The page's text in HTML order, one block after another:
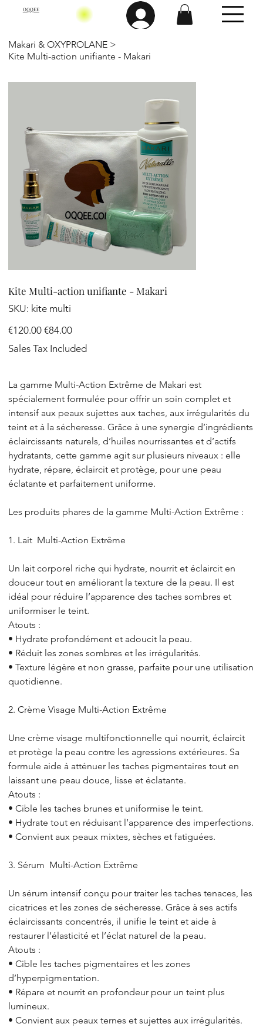
OQQEE
Makari & OXYPROLANE >
Kite Multi-action unifiante - Makari
Kite Multi-action unifiante - Makari
SKU: SKU
kite
kite multi
Original
price
€120.00 Sale
price
€84.00
Sales Tax Included
La gamme Multi-Action Extrême de Makari est
spécialement formulée pour offrir un soin complet et
intensif aux peaux sujettes aux taches, aux irrégularités du
teint et à la sécheresse. Grâce à une synergie d’ingrédients
éclaircissants naturels, d’huiles nourrissantes et d’actifs
hydratants, cette gamme agit sur plusieurs niveaux : elle
hydrate, répare, éclaircit et protège, pour une peau
éclatante et parfaitement uniforme.
Les produits phares de la gamme Multi-Action Extrême :
1. Lait Multi-Action Extrême
Un lait corporel riche qui hydrate, nourrit et éclaircit en
douceur tout en améliorant la texture de la peau. Il est
idéal pour réduire l’apparence des taches sombres et
uniformiser le teint.
Atouts :
• Hydrate profondément et adoucit la peau.
• Réduit les zones sombres et les irrégularités.
• Texture légère et non grasse, parfaite pour une utilisation
quotidienne.
2. Crème Visage Multi-Action Extrême
Une crème visage multifonctionnelle qui nourrit, éclaircit
et protège la peau contre les agressions extérieures. Sa
formule aide à atténuer les taches pigmentaires tout en
laissant une peau douce, lisse et éclatante.
Atouts :
• Cible les taches brunes et uniformise le teint.
• Hydrate tout en réduisant l’apparence des imperfections.
• Convient aux peaux mixtes, sèches et fatiguées.
3. Sérum Multi-Action Extrême
Un sérum intensif conçu pour traiter les taches tenaces, les
cicatrices et les zones de sécheresse. Grâce à ses actifs
éclaircissants concentrés, il unifie le teint et aide à
restaurer l’élasticité et l’éclat naturel de la peau.
Atouts :
• Cible les taches pigmentaires et les zones
d’hyperpigmentation.
• Répare et nourrit en profondeur pour un teint plus
lumineux.
• Convient aux peaux ternes et sujettes aux irrégularités.